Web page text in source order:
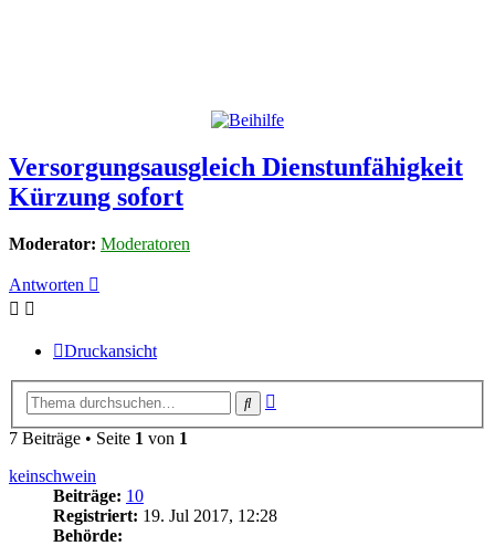
Versorgungsausgleich Dienstunfähigkeit
Kürzung sofort
Moderator: Moderatoren
Antworten
Druckansicht
Suche
7 Beiträge • Seite 1 von 1
keinschwein
Beiträge: 10
Registriert: 19. Jul 2017, 12:28
Behörde: